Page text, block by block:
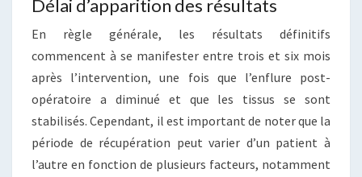
Délai d’apparition des résultats
En règle générale, les résultats définitifs
commencent à se manifester entre trois et six mois
après l’intervention, une fois que l’enflure post-
opératoire a diminué et que les tissus se sont
stabilisés. Cependant, il est important de noter que la
période de récupération peut varier d’un patient à
l’autre en fonction de plusieurs facteurs, notamment